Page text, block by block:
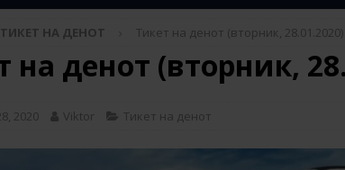
ТИКЕТ НА ДЕНОТ Тикет на денот (вторник, 28.01.2020)
на денот (вторник,
2020 Viktor Тикет на денот